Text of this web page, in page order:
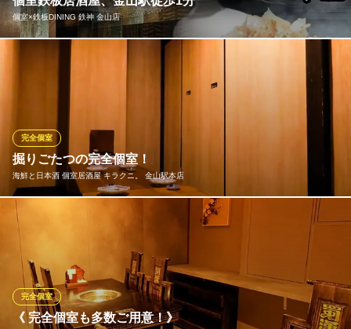
居酒屋
地下鉄名城・名港線金山駅 徒歩3分
愛知県名古屋市熱田区金山町2-4-15 増田ビル1F
個室×鉄板DINING 鉄神 金山店
少人数様でお使いいただける完全個室を多数完備しています！こ
ちらは2階にある6名様までご利用可能な掘りごたつのお部屋。完
全個室なので、周りを気にせずゆったりとご宴会をお楽しみいた
だけます。ダークブラウンを基調としたウッド調の落ち着いた空
間は、上司を交えての部署飲み会や同僚との懇親会などにもおす
すめです。
個室×鉄板DINING 鉄神 金山店
掘りごたつの完全個室！
海鮮と日本酒 個室居酒屋 キラクニ。 金山駅本店
完全個室
全席掘りごたつの完全個室！ゆったりとおくつろぎいただけま
す！
海鮮と日本酒 個室居酒屋 キラクニ。 金山駅本店
海鮮と浜焼きが旨い店
地下鉄名城・名港線金山駅 徒歩1分
愛知県名古屋市中区金山4-6-22 金山コスモビル6F
《 完全個室も多数ご用意！》
完全個室